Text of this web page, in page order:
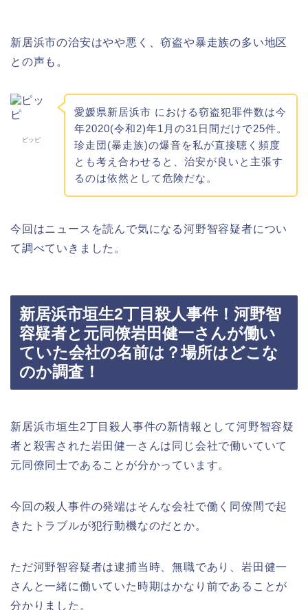
新居浜市の治安はやや悪く、窃盗や暴走族の多い地区
との声も。
ピッピ
愛媛県新居浜市 における窃盗犯罪件数は今
年2020(令和2)年1月の31日間だけで25件。
珍走団(暴走族)の爆音を私が直接聴く頻度
とも考え合わせると、治安が良いと主張す
るのは依然として危険だな。
今回はニュースを読んで気になる河野智容疑者につい
て調べていきました。
新居浜市垣生2丁目殺人事件！河野智
容疑者と元同僚岩田健一さんが働い
ていた会社の名前は？場所はどこな
のか調査！
新居浜市垣生2丁目殺人事件の新情報として河野智容疑
者と殺害された岩田健一さんは同じ会社で働いていて
元同僚同士であることが分かっています。
今回の殺人事件の発端はそんな会社で働く同僚間で起
きたトラブルが犯行動機なのだとか。
ただ河野智容疑者は逮捕当時、無職であり、岩田健一
さんと一緒に働いていた時期はかなり前であることが
分かりました。